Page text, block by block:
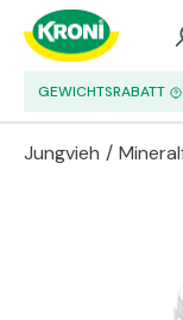
Zum Hauptinhalt
GEWICHTSRABATT
Jungvieh /